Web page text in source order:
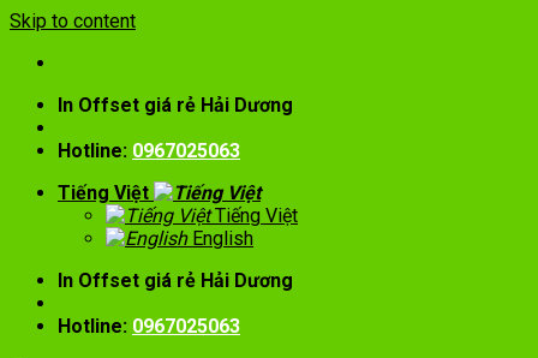
Skip to content
In Offset giá rẻ Hải Dương
Hotline: 0967025063
Tiếng Việt
Tiếng Việt
English
In Offset giá rẻ Hải Dương
Hotline: 0967025063